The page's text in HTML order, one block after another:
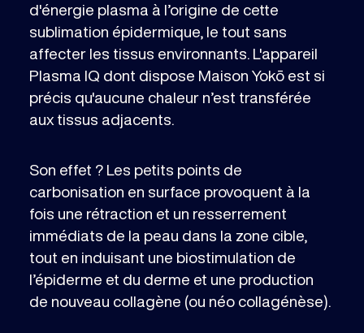
d'énergie plasma à l’origine de cette
sublimation épidermique, le tout sans
affecter les tissus environnants. L'appareil
Plasma IQ dont dispose Maison Yokō est si
précis qu'aucune chaleur n’est transférée
aux tissus adjacents.
Son effet ? Les petits points de
carbonisation en surface provoquent à la
fois une rétraction et un resserrement
immédiats de la peau dans la zone cible,
tout en induisant une biostimulation de
l’épiderme et du derme et une production
de nouveau collagène (ou néo collagénèse).